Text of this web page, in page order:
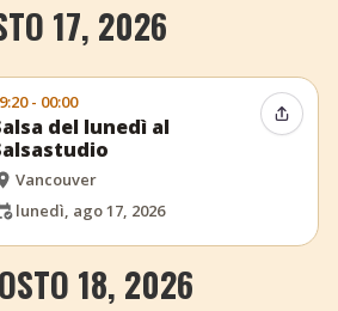
17, 2026
- 00:00
del lunedì al
Vancouver
lunedì, ago 17, 2026
18, 2026